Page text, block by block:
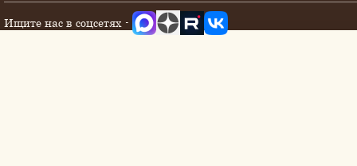
Ищите нас в соцсетях -